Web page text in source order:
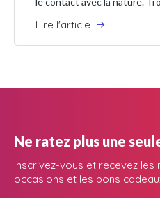
Lire l'article
Ne ratez plus une
Inscrivez-vous et recevez
occasions et les bons